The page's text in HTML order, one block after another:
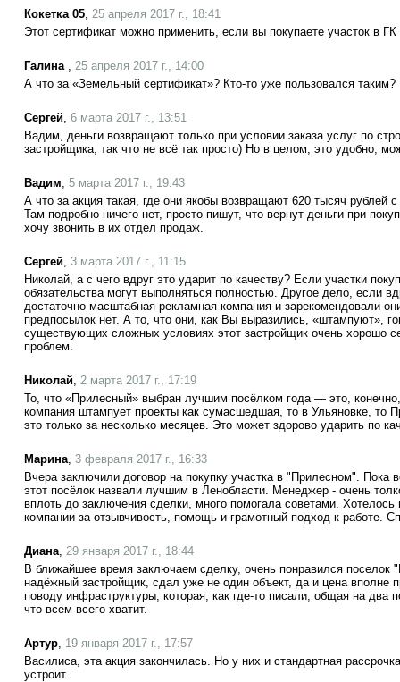
Кокетка 05, 25 апреля 2017 г., 18:41
Этот сертификат можно применить, если вы покупаете участок в ГК
Галина , 25 апреля 2017 г., 14:00
А что за «Земельный сертификат»? Кто-то уже пользовался таким?
Сергей, 6 марта 2017 г., 13:51
Вадим, деньги возвращают только при условии заказа услуг по
застройщика, так что не всё так просто) Но в целом, это удобно,
Вадим, 5 марта 2017 г., 19:43
А что за акция такая, где они якобы возвращают 620 тысяч рублей
Там подробно ничего нет, просто пишут, что вернут деньги при
хочу звонить в их отдел продаж.
Сергей, 3 марта 2017 г., 11:15
Николай, а с чего вдруг это ударит по качеству? Если участки
обязательства могут выполняться полностью. Другое дело, если
достаточно масштабная рекламная компания и зарекомендовали
предпосылок нет. А то, что они, как Вы выразились, «штампуют»,
существующих сложных условиях этот застройщик очень хорошо
проблем.
Николай, 2 марта 2017 г., 17:19
То, что «Прилесный» выбран лучшим посёлком года — это,
компания штампует проекты как сумасшедшая, то в Ульяновке, то
это только за несколько месяцев. Это может здорово ударить по
Марина, 3 февраля 2017 г., 16:33
Вчера заключили договор на покупку участка в "Прилесном". Пока
этот посёлок назвали лучшим в Ленобласти. Менеджер - очень
вплоть до заключения сделки, много помогала советами. Хотелось
компании за отзывчивость, помощь и грамотный подход к работе.
Диана, 29 января 2017 г., 18:44
В ближайшее время заключаем сделку, очень понравился поселок
надёжный застройщик, сдал уже не один объект, да и цена вполне
поводу инфраструктуры, которая, как где-то писали, общая на два
что всем всего хватит.
Артур, 19 января 2017 г., 17:57
Василиса, эта акция закончилась. Но у них и стандартная
устроит.